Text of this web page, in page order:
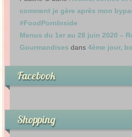
comment je gère après mon
#FoodPornInside
Menus du 1er au 28 juin 2020 –
Gourmandises dans 4ème jour,
Facebook
Shopping